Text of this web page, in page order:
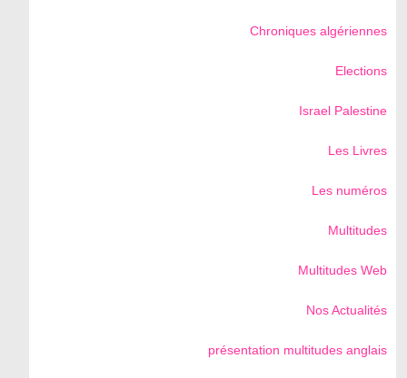
Chroniques algériennes
Elections
Israel Palestine
Les Livres
Les numéros
Multitudes
Multitudes Web
Nos Actualités
présentation multitudes anglais